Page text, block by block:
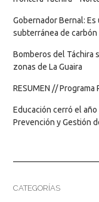
Gobernador Bernal:
subterránea de carbón
Bomberos del Táchira
zonas de La Guaira
RESUMEN //
Educación cerró el
Prevención y Gestión
CATEGORÍAS